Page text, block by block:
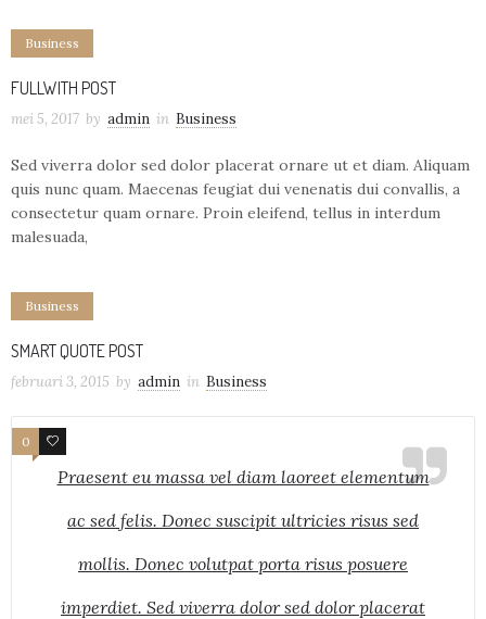
Business
FULLWITH POST
mei 5, 2017 by admin in Business
Sed viverra dolor sed dolor placerat ornare ut et diam. Aliquam
quis nunc quam. Maecenas feugiat dui venenatis dui convallis, a
consectetur quam ornare. Proin eleifend, tellus in interdum
malesuada,
Business
SMART QUOTE POST
februari 3, 2015 by admin in Business
Praesent eu massa vel diam laoreet elementum
ac sed felis. Donec suscipit ultricies risus sed
mollis. Donec volutpat porta risus posuere
imperdiet. Sed viverra dolor sed dolor placerat
0 8